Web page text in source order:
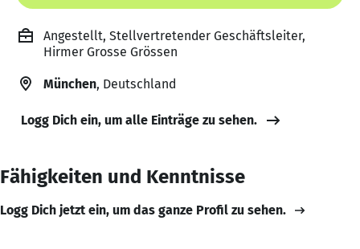
Angestellt, Stellvertretender Geschäftsleiter,
Hirmer Grosse Grössen
München, Deutschland
Logg Dich ein, um alle Einträge zu sehen.
Fähigkeiten und Kenntnisse
Logg Dich jetzt ein, um das ganze Profil zu sehen.